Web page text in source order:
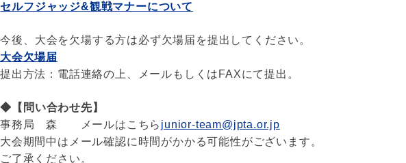
セルフジャッジ&観戦マナーについて
今後、大会を欠場する方は必ず欠場届を提出してください。
大会欠場届
提出方法：電話連絡の上、メールもしくはFAXにて提出。
◆【問い合わせ先】
事務局 森 メールはこちら junior-team@jpta.or.jp
大会期間中はメール確認に時間がかかる可能性がございます。
ご了承ください。